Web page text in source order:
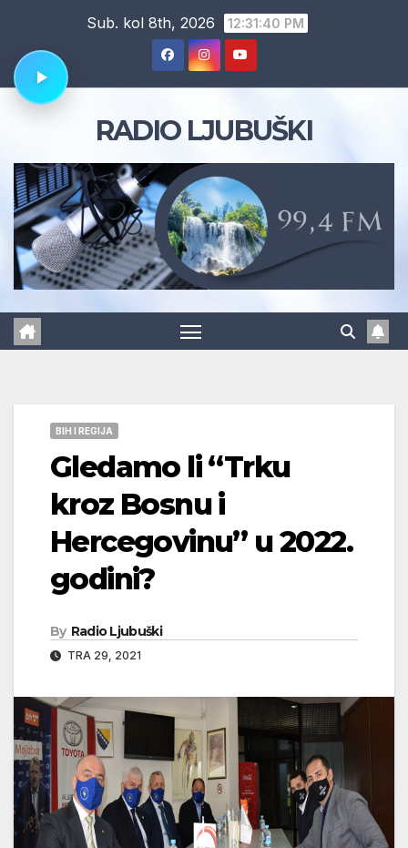
content
Sub. kol 8th, 2026 12:31:41 PM
RADIO LJUBUŠKI
BIH I REGIJA
Gledamo li “Trku
kroz Bosnu i
Hercegovinu” u 2022.
godini?
By Radio Ljubuški
TRA 29, 2021